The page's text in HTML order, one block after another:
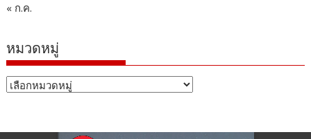
« ก.ค.
หมวดหมู่
หมวด